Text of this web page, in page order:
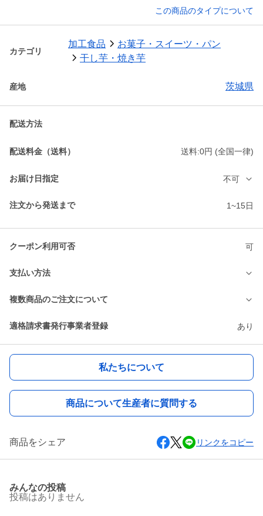
この商品のタイプについて
カテゴリ
加工食品
お菓子・スイーツ・パン
干し芋・焼き芋
産地 茨城県
配送方法
配送料金（送料） 送料:0円 (全国一律)
お届け日指定 不可
注文から発送まで 1~15日
クーポン利用可否 可
支払い方法
複数商品のご注文について
適格請求書発行事業者登録 あり
私たちについて
商品について生産者に質問する
商品をシェア リンクをコピー
みんなの投稿
投稿はありません